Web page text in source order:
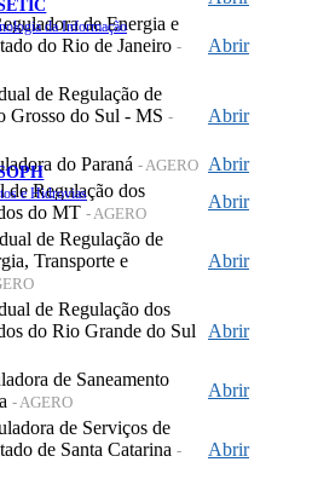
da Informação
e Hidrovias
de Energia e
do Rio de Janeiro -
Abrir
de Regulação de
Grosso do Sul - MS -
Abrir
do Paraná - AGERO Abrir
Regulação dos
do MT - AGERO
Abrir
de Regulação de
Transporte e
Abrir
de Regulação dos
do Rio Grande do Sul
Abrir
de Saneamento
- AGERO
Abrir
de Serviços de
de Santa Catarina -
Abrir